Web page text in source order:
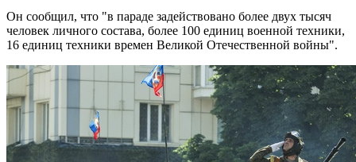
Он сообщил, что "в параде задействовано более двух тысяч
человек личного состава, более 100 единиц военной техники,
16 единиц техники времен Великой Отечественной войны".